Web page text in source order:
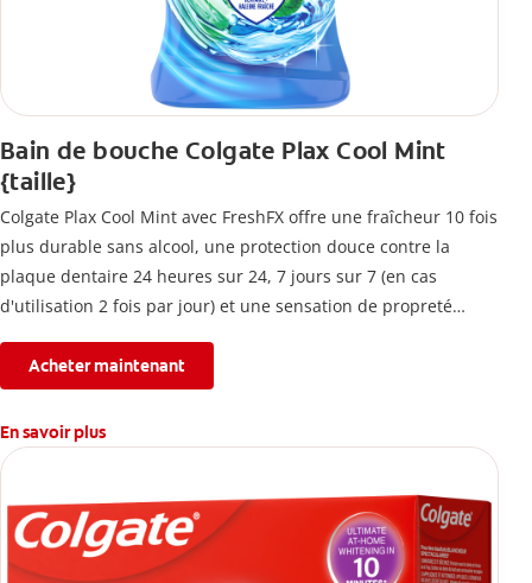
Bain de bouche Colgate Plax Cool Mint
{taille}
Colgate Plax Cool Mint avec FreshFX offre une fraîcheur 10 fois
plus durable sans alcool, une protection douce contre la
plaque dentaire 24 heures sur 24, 7 jours sur 7 (en cas
d'utilisation 2 fois par jour) et une sensation de propreté
Acheter maintenant
En savoir plus